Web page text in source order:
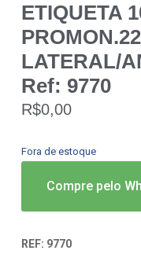
ETIQUETA
LATERAL/
Ref: 9770
R$0,00
Fora de estoque
Compre pelo
REF: 9770